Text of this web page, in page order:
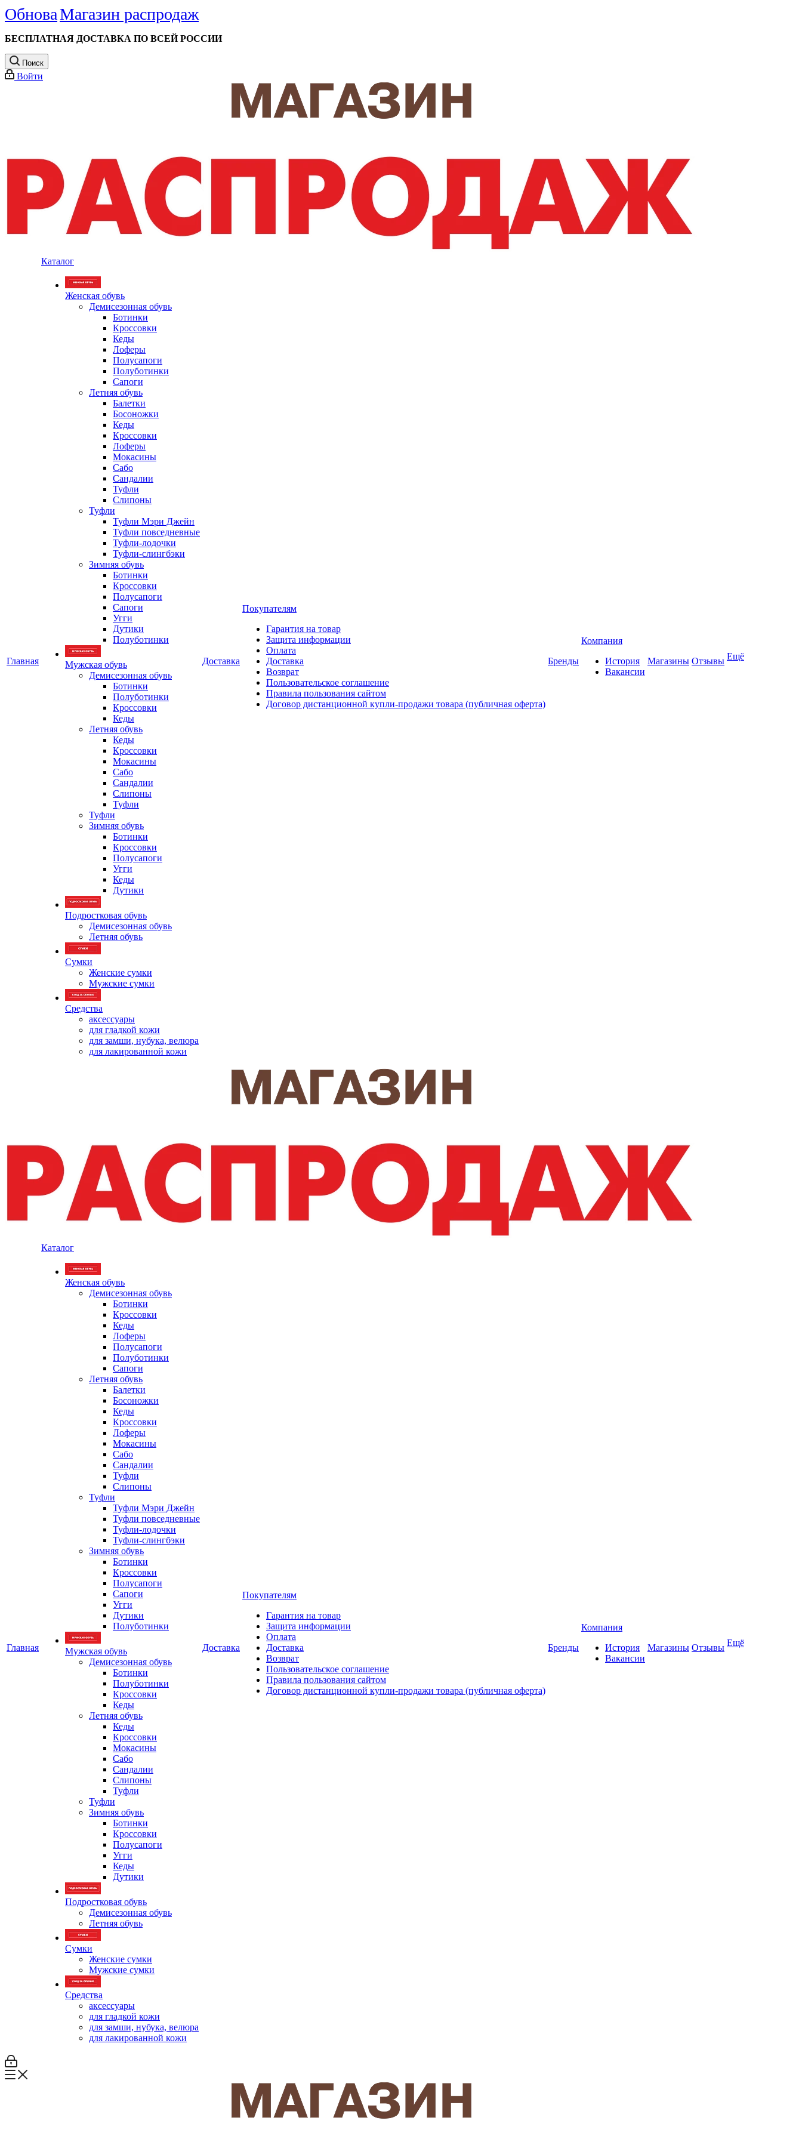
ОбноваМагазин распродаж
БЕСПЛАТНАЯ ДОСТАВКА ПО ВСЕЙ РОССИИ
Поиск
Войти
Главная
Каталог
Женская обувь
Демисезонная обувь
Ботинки
Кроссовки
Кеды
Лоферы
Полусапоги
Полуботинки
Сапоги
Летняя обувь
Балетки
Босоножки
Кеды
Кроссовки
Лоферы
Мокасины
Сабо
Сандалии
Туфли
Слипоны
Туфли
Туфли Мэри Джейн
Туфли повседневные
Туфли-лодочки
Туфли-слингбэки
Зимняя обувь
Ботинки
Кроссовки
Полусапоги
Сапоги
Угги
Дутики
Полуботинки
Мужская обувь
Демисезонная обувь
Ботинки
Полуботинки
Кроссовки
Кеды
Летняя обувь
Кеды
Кроссовки
Мокасины
Сабо
Сандалии
Слипоны
Туфли
Туфли
Зимняя обувь
Ботинки
Кроссовки
Полусапоги
Угги
Кеды
Дутики
Подростковая обувь
Демисезонная обувь
Летняя обувь
Сумки
Женские сумки
Мужские сумки
Средства
аксессуары
для гладкой кожи
для замши, нубука, велюра
для лакированной кожи
Доставка
Покупателям
Гарантия на товар
Защита информации
Оплата
Доставка
Возврат
Пользовательское соглашение
Правила пользования сайтом
Договор дистанционной купли-продажи товара (публичная оферта)
Бренды
Компания
История
Вакансии
Магазины Отзывы Ещё
Главная
Каталог
Женская обувь
Демисезонная обувь
Ботинки
Кроссовки
Кеды
Лоферы
Полусапоги
Полуботинки
Сапоги
Летняя обувь
Балетки
Босоножки
Кеды
Кроссовки
Лоферы
Мокасины
Сабо
Сандалии
Туфли
Слипоны
Туфли
Туфли Мэри Джейн
Туфли повседневные
Туфли-лодочки
Туфли-слингбэки
Зимняя обувь
Ботинки
Кроссовки
Полусапоги
Сапоги
Угги
Дутики
Полуботинки
Мужская обувь
Демисезонная обувь
Ботинки
Полуботинки
Кроссовки
Кеды
Летняя обувь
Кеды
Кроссовки
Мокасины
Сабо
Сандалии
Слипоны
Туфли
Туфли
Зимняя обувь
Ботинки
Кроссовки
Полусапоги
Угги
Кеды
Дутики
Подростковая обувь
Демисезонная обувь
Летняя обувь
Сумки
Женские сумки
Мужские сумки
Средства
аксессуары
для гладкой кожи
для замши, нубука, велюра
для лакированной кожи
Доставка
Покупателям
Гарантия на товар
Защита информации
Оплата
Доставка
Возврат
Пользовательское соглашение
Правила пользования сайтом
Договор дистанционной купли-продажи товара (публичная оферта)
Бренды
Компания
История
Вакансии
Магазины Отзывы Ещё